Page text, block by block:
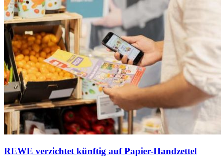
REWE verzichtet künftig auf Papier-Handzettel